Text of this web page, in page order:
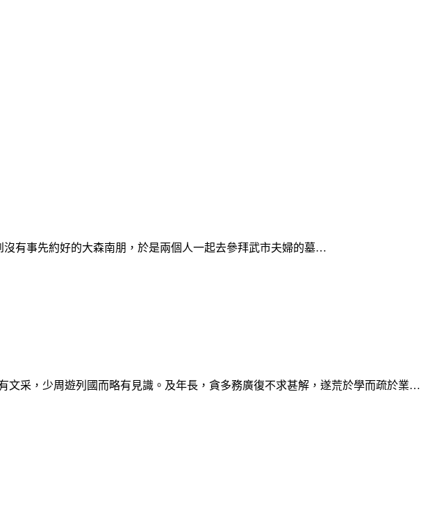
有事先約好的大森南朋，於是兩個人一起去參拜武市夫婦的墓…
采，少周遊列國而略有見識。及年長，貪多務廣復不求甚解，遂荒於學而疏於業…